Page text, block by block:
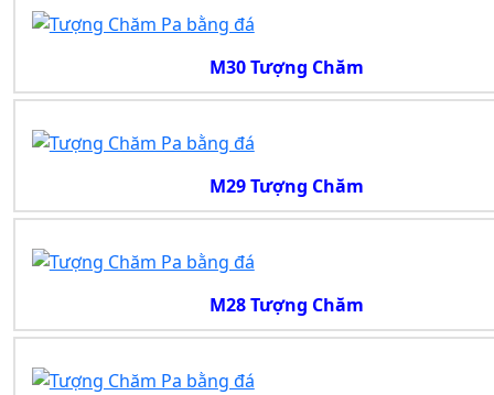
M30 Tượng Chăm
M29 Tượng Chăm
M28 Tượng Chăm